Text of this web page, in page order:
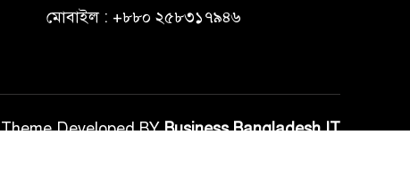
মোবাইল : +৮৮০ ২৫৮৩১৭৯৪৬
Theme Developed BYBusiness Bangladesh IT